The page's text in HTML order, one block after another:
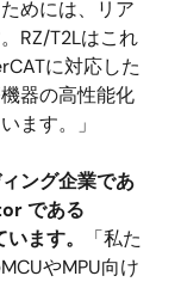
めには、リア
RZ/T2Lはこれ
に対応した
器の高性能化
ます。」
ング企業であ
である
ます。
「私た
やMPU向け